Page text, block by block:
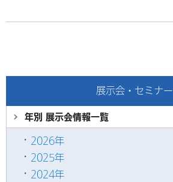
展示会・セミナー
年別 展示会情報一覧
2026年
2025年
2024年